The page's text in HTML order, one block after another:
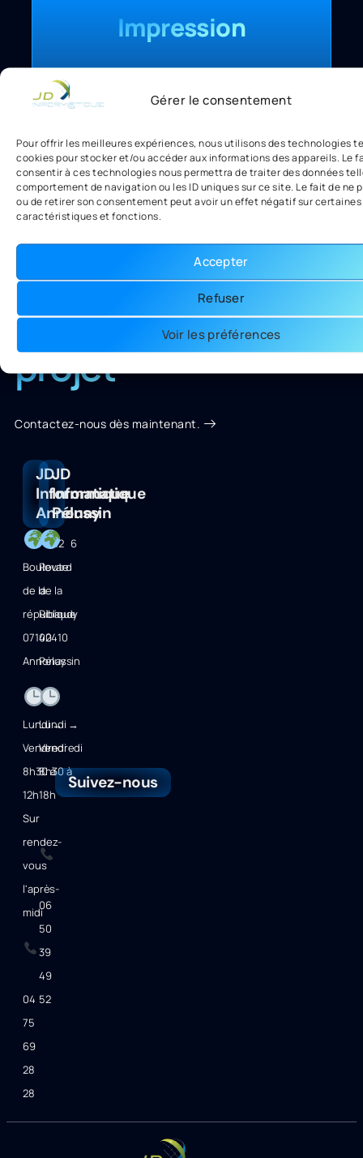
Gérer le consentement
Pour offrir les meilleures expériences, nous utilisons des technologies
cookies pour stocker et/ou accéder aux informations des appareils. Le
consentir à ces technologies nous permettra de traiter des données
comportement de navigation ou les ID uniques sur ce site. Le fait de ne
ou de retirer son consentement peut avoir un effet négatif sur certaines
caractéristiques et fonctions.
Accepter
Refuser
Voir les préférences
Impression
Besoin d'un conseil, d'une réparation ou d'un équipement ?
Parlons de votre
projet
Contactez-nous dès maintenant.
JD
Informatique
Annonay
12
Boulevard
de la
république
07100
Annonay
Lundi →
Vendredi
8h30 à
12h
Sur
rendez-
vous
l'après-
midi
04
75
69
28
28
JD
Informatique
Pélussin
6
Route
de la
Ribaudy
42410
Pélussin
Lundi →
Vendredi
8h30 à
18h
06
50
39
49
52
Suivez-nous